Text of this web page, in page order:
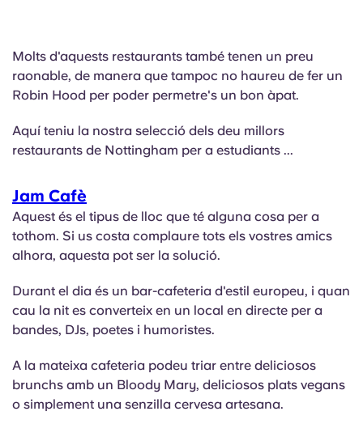
Español
Català
Deutsch
French
Molts d'aquests restaurants també tenen un preu
raonable, de manera que tampoc no haureu de fer un
Robin Hood per poder permetre's un bon àpat.
Aquí teniu la nostra selecció dels deu millors
restaurants de Nottingham per a estudiants ...
Jam Cafè
Aquest és el tipus de lloc que té alguna cosa per a
tothom. Si us costa complaure tots els vostres amics
alhora, aquesta pot ser la solució.
Durant el dia és un bar-cafeteria d'estil europeu, i quan
cau la nit es converteix en un local en directe per a
bandes, DJs, poetes i humoristes.
A la mateixa cafeteria podeu triar entre deliciosos
brunchs amb un Bloody Mary, deliciosos plats vegans
o simplement una senzilla cervesa artesana.